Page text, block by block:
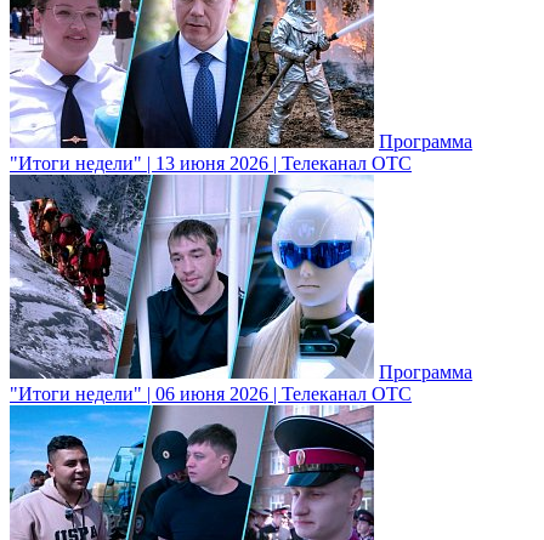
Программа
"Итоги недели" | 13 июня 2026 | Телеканал ОТС
Программа
"Итоги недели" | 06 июня 2026 | Телеканал ОТС